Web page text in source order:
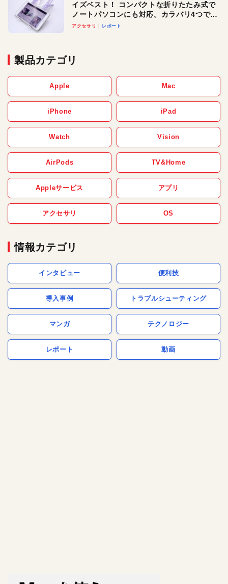
イズベスト！ コンパクトな折りたたみ式で
ノートパソコンにも対応。カラバリ4つで選
べる楽しさも
アクセサリ レポート
製品カテゴリ
Apple Mac
iPhone iPad
Watch Vision
AirPods TV&Home
Appleサービス アプリ
アクセサリ OS
情報カテゴリ
インタビュー 便利技
導入事例 トラブルシューティング
マンガ テクノロジー
レポート 動画